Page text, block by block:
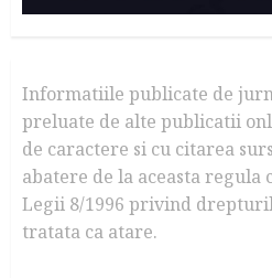
Informatiile publicate de
preluate de alte publicatii
de caractere si cu citarea
abatere de la aceasta regula
Legii 8/1996 privind
tratata ca atare.